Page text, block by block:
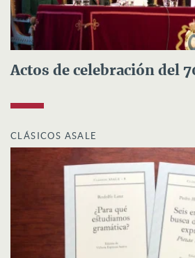
Actos de celebración del
CLÁSICOS ASALE